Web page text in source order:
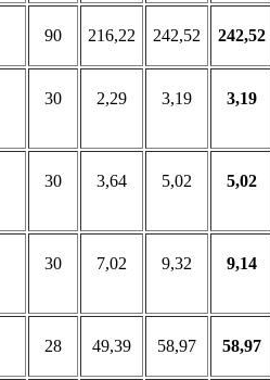
90 216,22 242,52 242,52
30 2,29 3,19 3,19
30 3,64 5,02 5,02
30 7,02 9,32 9,14
28 49,39 58,97 58,97